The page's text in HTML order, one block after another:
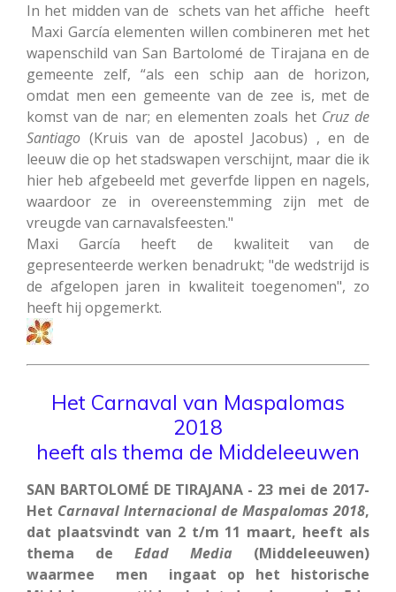
In het midden van de schets van het affiche heeft
Maxi García elementen willen combineren met het
wapenschild van San Bartolomé de Tirajana en de
gemeente zelf, “als een schip aan de horizon,
omdat men een gemeente van de zee is, met de
komst van de nar; en elementen zoals het Cruz de
Santiago (Kruis van de apostel Jacobus) , en de
leeuw die op het stadswapen verschijnt, maar die ik
hier heb afgebeeld met geverfde lippen en nagels,
waardoor ze in overeenstemming zijn met de
vreugde van carnavalsfeesten."
Maxi García heeft de kwaliteit van de
gepresenteerde werken benadrukt; "de wedstrijd is
de afgelopen jaren in kwaliteit toegenomen", zo
heeft hij opgemerkt.
Het Carnaval van Maspalomas
2018
heeft als thema de Middeleeuwen
SAN BARTOLOMÉ DE TIRAJANA - 23 mei de 2017-
Het Carnaval Internacional de Maspalomas 2018,
dat plaatsvindt van 2 t/m 11 maart, heeft als
thema de Edad Media (Middeleeuwen)
waarmee men ingaat op het historische